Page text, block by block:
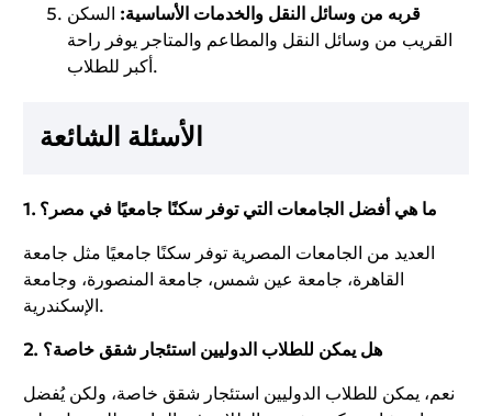
قربه من وسائل النقل والخدمات الأساسية: السكن
القريب من وسائل النقل والمطاعم والمتاجر يوفر راحة
أكبر للطلاب.
الأسئلة الشائعة
1. ما هي أفضل الجامعات التي توفر سكنًا جامعيًا في مصر؟
العديد من الجامعات المصرية توفر سكنًا جامعيًا مثل جامعة
القاهرة، جامعة عين شمس، جامعة المنصورة، وجامعة
الإسكندرية.
2. هل يمكن للطلاب الدوليين استئجار شقق خاصة؟
نعم، يمكن للطلاب الدوليين استئجار شقق خاصة، ولكن يُفضل